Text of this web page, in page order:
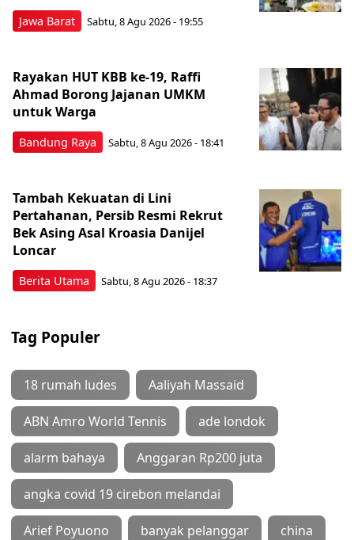
Jawa Barat Sabtu, 8 Agu 2026 - 19:55
Bandung Raya
Rayakan HUT KBB ke-19, Raffi
Ahmad Borong Jajanan UMKM
untuk Warga
Sabtu, 8 Agu 2026 - 18:41
Berita Utama
Tambah Kekuatan di Lini
Pertahanan, Persib Resmi Rekrut
Bek Asing Asal Kroasia Danijel
Loncar
Sabtu, 8 Agu 2026 - 18:37
Tag Populer
18 rumah ludes Aaliyah Massaid
ABN Amro World Tennis ade londok
alarm bahaya Anggaran Rp200 juta
angka covid 19 cirebon melandai
Arief Poyuono banyak pelanggar china